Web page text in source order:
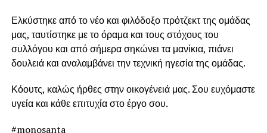
Ελκύστηκε από το νέο και φιλόδοξο πρότζεκτ της ομάδας
μας, ταυτίστηκε με το όραμα και τους στόχους του
συλλόγου και από σήμερα σηκώνει τα μανίκια, πιάνει
δουλειά και αναλαμβάνει την τεχνική ηγεσία της ομάδας.
Κόουτς, καλώς ήρθες στην οικογένειά μας. Σου ευχόμαστε
υγεία και κάθε επιτυχία στο έργο σου.
#monosanta